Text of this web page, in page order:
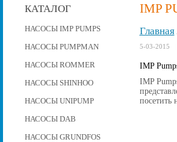
КАТАЛОГ
НАСОСЫ IMP PUMPS
НАСОСЫ PUMPMAN
НАСОСЫ ROMMER
НАСОСЫ SHINHOO
НАСОСЫ UNIPUMP
НАСОСЫ DAB
НАСОСЫ GRUNDFOS
IMP
Главная
5-03-2015
IMP
IMP
посетить